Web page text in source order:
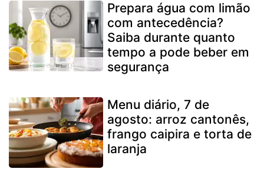
Prepara água com limão
com antecedência?
Saiba durante quanto
tempo a pode beber em
segurança
Menu diário, 7 de
agosto: arroz cantonês,
frango caipira e torta de
laranja